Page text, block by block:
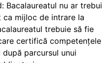
Bacalaureatul nu ar trebui
ca mijloc de intrare la
trebuie să fie
certifică competențele
după parcursul unui